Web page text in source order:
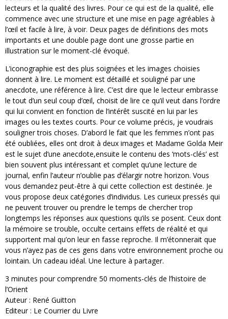
lecteurs et la qualité des livres. Pour ce qui est de la qualité, elle
commence avec une structure et une mise en page agréables à
l’œil et facile à lire, à voir. Deux pages de définitions des mots
importants et une double page dont une grosse partie en
illustration sur le moment-clé évoqué.
L’iconographie est des plus soignées et les images choisies
donnent à lire. Le moment est détaillé et souligné par une
anecdote, une référence à lire. C’est dire que le lecteur embrasse
le tout d’un seul coup d’œil, choisit de lire ce qu’il veut dans l’ordre
qui lui convient en fonction de l’intérêt suscité en lui par les
images ou les textes courts. Pour ce volume précis, je voudrais
souligner trois choses. D’abord le fait que les femmes n’ont pas
été oubliées, elles ont droit à deux images et Madame Golda Meir
est le sujet d’une anecdote,ensuite le contenu des ‘mots-clés’ est
bien souvent plus intéressant et complet qu’une lecture de
journal, enfin l’auteur n’oublie pas d’élargir notre horizon. Vous
vous demandez peut-être à qui cette collection est destinée. Je
vous propose deux catégories d’individus. Les curieux pressés qui
ne peuvent trouver ou prendre le temps de chercher trop
longtemps les réponses aux questions qu’ils se posent. Ceux dont
la mémoire se trouble, occulte certains effets de réalité et qui
supportent mal qu’on leur en fasse reproche. Il m’étonnerait que
vous n’ayez pas de ces gens dans votre environnement proche ou
lointain. Un cadeau idéal. Une lecture à partager.
3 minutes pour comprendre 50 moments-clés de l’histoire de
l’Orient
Auteur : René Guitton
Editeur : Le Courrier du Livre